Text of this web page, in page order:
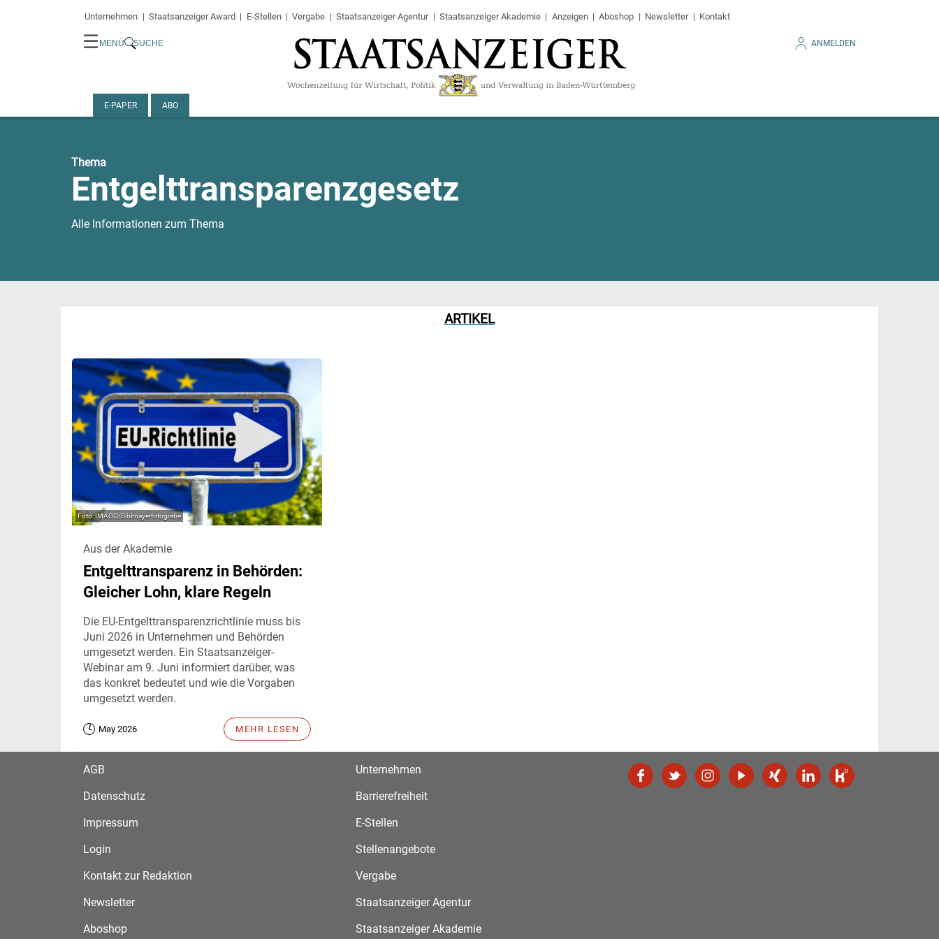
Unternehmen Staatsanzeiger Award E-Stellen Vergabe Staatsanzeiger Agentur Staatsanzeiger Akademie Anzeigen Aboshop Newsletter Kontakt
☰ MENÜ SUCHE ANMELDEN
E-PAPER ABO
Thema
Entgelttransparenzgesetz
Alle Informationen zum Thema
ARTIKEL
IMAGO/Bihlmayerfotografie
Aus der Akademie
Entgelttransparenz in Behörden:
Gleicher Lohn, klare Regeln
Die EU-Entgelttransparenzrichtlinie muss bis
Juni 2026 in Unternehmen und Behörden
umgesetzt werden. Ein Staatsanzeiger-
Webinar am 9. Juni informiert darüber, was
das konkret bedeutet und wie die Vorgaben
umgesetzt werden.
May 2026 MEHR LESEN
AGB
Datenschutz
Impressum
Login
Kontakt zur Redaktion
Newsletter
Aboshop
Unternehmen
Barrierefreiheit
E-Stellen
Stellenangebote
Vergabe
Staatsanzeiger Agentur
Staatsanzeiger Akademie